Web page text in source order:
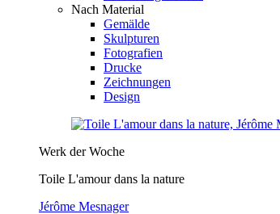
Nach Material
Gemälde
Skulpturen
Fotografien
Drucke
Zeichnungen
Design
Werk der Woche
Toile L'amour dans la nature
Jérôme Mesnager